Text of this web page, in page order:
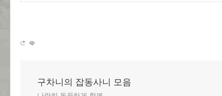
구차니의 잡동사니 모음